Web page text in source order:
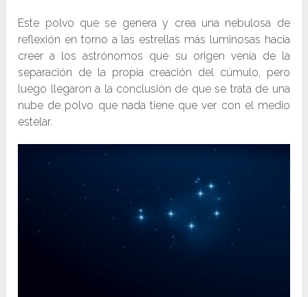
Este polvo que se genera y crea una nebulosa de
reflexión en torno a las estrellas más luminosas hacía
creer a los astrónomos que su origen venía de la
separación de la propia creación del cúmulo, pero
luego llegaron a la conclusión de que se trata de una
nube de polvo que nada tiene que ver con el medio
estelar.